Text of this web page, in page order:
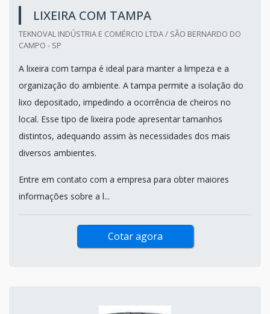
LIXEIRA COM TAMPA
TEKNOVAL INDÚSTRIA E COMÉRCIO LTDA / SÃO BERNARDO DO
CAMPO - SP
A lixeira com tampa é ideal para manter a limpeza e a
organização do ambiente. A tampa permite a isolação do
lixo depositado, impedindo a ocorrência de cheiros no
local. Esse tipo de lixeira pode apresentar tamanhos
distintos, adequando assim às necessidades dos mais
diversos ambientes.
Entre em contato com a empresa para obter maiores
informações sobre a l...
Cotar agora